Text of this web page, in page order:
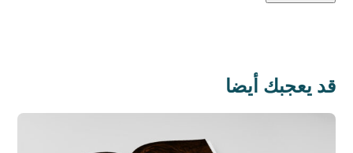
قد يعجبك أيضا